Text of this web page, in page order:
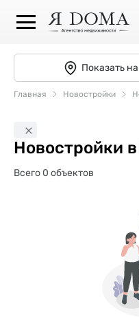
Показать
Главная Новостройки
Новостройки
Всего 0 объектов